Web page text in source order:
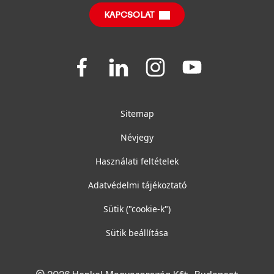
KAPCSOLAT
Join
Join
on
Join
on
Join
us
Sitemap
Névjegy
Használati feltételek
Adatvédelmi tájékoztató
Sütik ("cookie-k")
Sütik beállítása